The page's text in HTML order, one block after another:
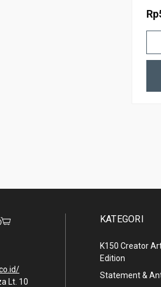
Lt. 10
KATEGORI
K150 Creator
Edition
Statement &